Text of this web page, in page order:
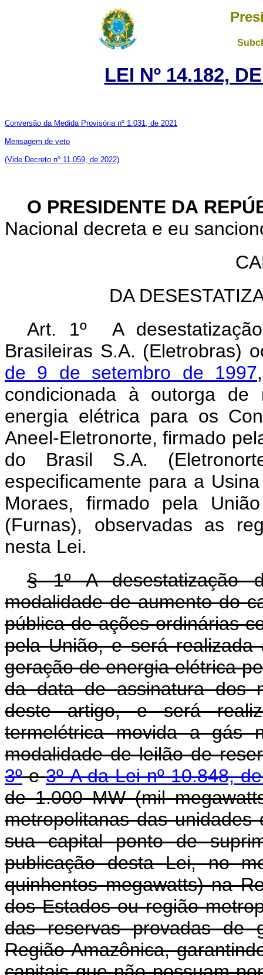
LEI Nº 14.182,
Conversão da Medida Provisória nº 1.031, de 2021
Mensagem de veto
(Vide Decreto nº 11.059, de 2022)
O PRESIDENTE DA
Nacional decreta e eu
DA
Art. 1º A
Brasileiras S.A. (Eletrobras)
de 9 de setembro de 1997
condicionada à outorga de
energia elétrica para os
Aneel-Eletronorte, firmado
do Brasil S.A.
especificamente para a
Moraes, firmado pela
(Furnas), observadas as
nesta Lei.
§ 1º A desestatização
modalidade de aumento do
pública de ações ordinárias
pela União, e será
geração de energia elétrica
da data de assinatura dos
deste artigo, e será
termelétrica movida a gás
modalidade de leilão de
3ºe3º-A da Lei nº 10.848,
de 1.000 MW (mil
metropolitanas das
sua capital ponto de
publicação desta Lei, no
quinhentos megawatts) na
dos Estados ou região
das reservas provadas de
Região Amazônica,